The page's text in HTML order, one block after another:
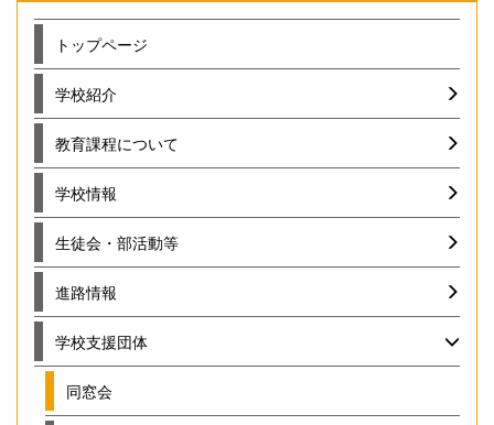
トップページ
学校紹介
教育課程について
学校情報
生徒会・部活動等
進路情報
学校支援団体
同窓会